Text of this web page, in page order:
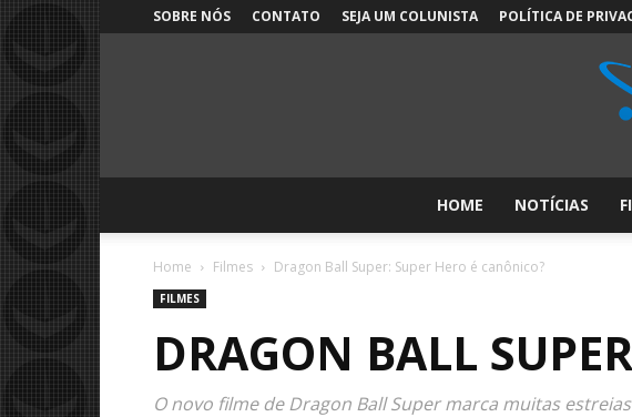
SOBRE NÓS CONTATO SEJA UM COLUNISTA POLÍTICA DE
HOME NOTÍCIAS
Home Filmes Dragon Ball Super: Super Hero é canônico?
FILMES
DRAGON BALL
O novo filme de Dragon Ball Super marca muitas